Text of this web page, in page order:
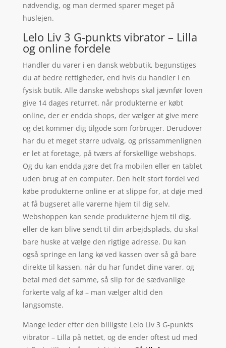
nødvendig, og man dermed sparer meget på
huslejen.
Lelo Liv 3 G-punkts vibrator – Lilla
og online fordele
Handler du varer i en dansk webbutik, begunstiges
du af bedre rettigheder, end hvis du handler i en
fysisk butik. Alle danske webshops skal jævnfør loven
give 14 dages returret. når produkterne er købt
online, der er endda shops, der vælger at give mere
og det kommer dig tilgode som forbruger. Derudover
har du et meget større udvalg, og prissammenlignen
er let at foretage, på tværs af forskellige webshops.
Og du kan endda gøre det fra mobilen eller en tablet
uden brug af en computer. Den helt stort fordel ved
købe produkterne online er at slippe for, at døje med
at få bugseret alle varerne hjem til dig selv.
Webshoppen kan sende produkterne hjem til dig,
eller de kan blive sendt til din arbejdsplads, du skal
bare huske at vælge den rigtige adresse. Du kan
også springe en lang kø ved kassen over så gå bare
direkte til kassen, når du har fundet dine varer, og
betal med det samme, så slip for de sædvanlige
forkerte valg af kø – man vælger altid den
langsomste.
Mange leder efter den billigste Lelo Liv 3 G-punkts
vibrator – Lilla på nettet, og de ender oftest ud med